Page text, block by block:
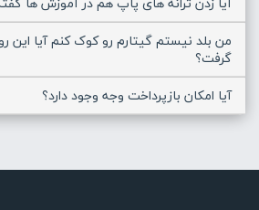
من بلد نیستم گیتارم رو کوک کنم آیا این
گرفت؟
آیا امکان بازپرداخت وجه وجود دارد؟